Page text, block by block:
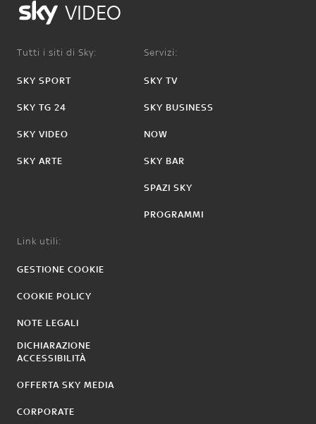
VIDEO
Tutti i siti di Sky:
SKY SPORT
SKY TG 24
SKY VIDEO
SKY ARTE
Servizi:
SKY TV
SKY BUSINESS
NOW
SKY BAR
SPAZI SKY
PROGRAMMI
Link utili:
GESTIONE COOKIE
COOKIE POLICY
NOTE LEGALI
DICHIARAZIONE
ACCESSIBILITÀ
OFFERTA SKY MEDIA
CORPORATE